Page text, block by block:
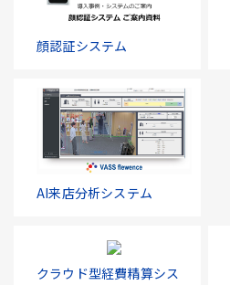
顔認証システム
AI来店分析システム
クラウド型経費精算シス